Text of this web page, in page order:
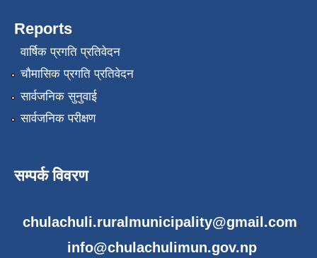
Reports
वार्षिक प्रगति प्रतिवेदन
चौमासिक प्रगति प्रतिवेदन
सार्वजनिक सुनुवाई
सार्वजनिक परीक्षण
सम्पर्क विवरण
chulachuli.ruralmunicipality@gmail.com,
info@chulachulimun.gov.np